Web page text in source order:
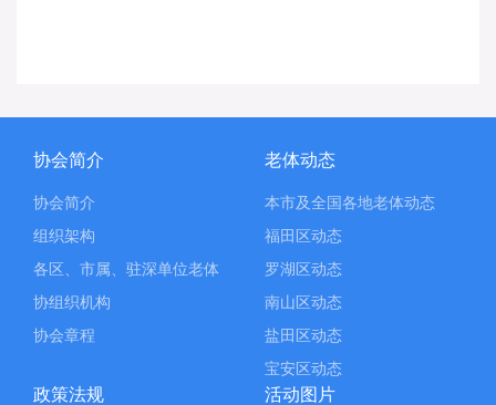
协会简介
协会简介
组织架构
各区、市属、驻深单位老体
协组织机构
协会章程
老体动态
本市及全国各地老体动态
福田区动态
罗湖区动态
南山区动态
盐田区动态
宝安区动态
政策法规 活动图片